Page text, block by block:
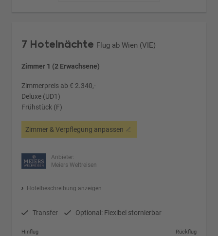
7 Hotelnächte Flug ab Wien (VIE)
Zimmer 1 (2 Erwachsene)
Zimmerpreis ab € 2.340,-
Deluxe (UD1)
Frühstück (F)
Zimmer & Verpflegung anpassen
Anbieter:
Meiers Weltreisen
Hotelbeschreibung anzeigen
Transfer Optional: Flexibel stornierbar
Hinflug
Rückflug